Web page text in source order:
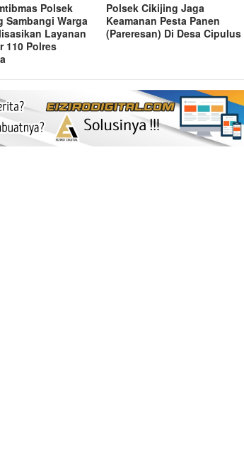
Polsek
Sambangi Warga
Layanan
110 Polres
Polsek Cikijing Jaga
Keamanan Pesta Panen
(Pareresan) Di Desa Cipulus